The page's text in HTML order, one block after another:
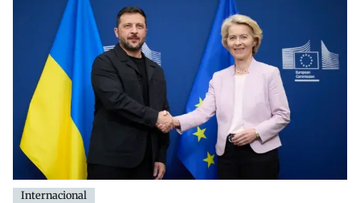
Internacional